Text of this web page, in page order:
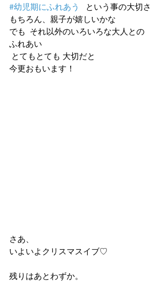
#幼児期にふれあう
   という事の大切さ
もちろん、親子が嬉しいかな
でも  それ以外のいろいろな大人との
ふれあい
とてもとても 大切だと
今更おもいます！
さあ、
いよいよクリスマスイブ♡
残りはあとわずか。